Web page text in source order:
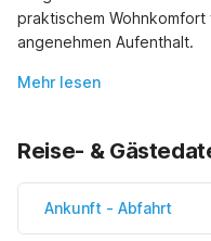
praktischem
angenehmen Aufenthalt.
Mehr lesen
Reise- &
Ankunft - Abfahrt